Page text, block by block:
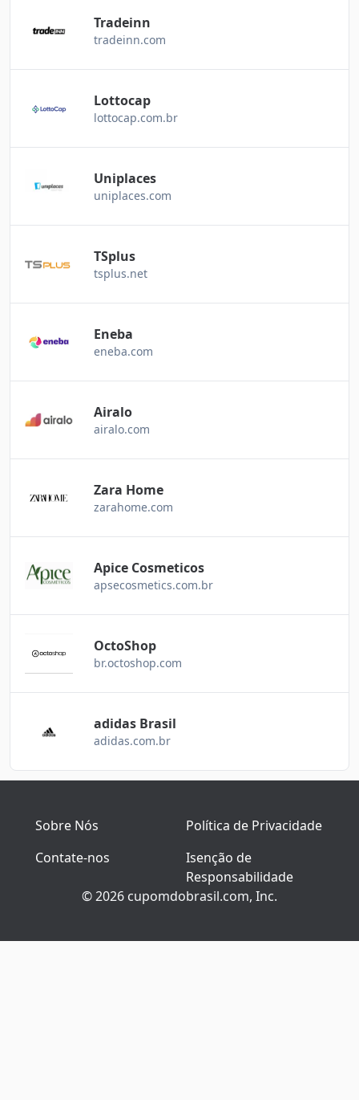
Tradeinn
tradeinn.com
Lottocap
lottocap.com.br
Uniplaces
uniplaces.com
TSplus
tsplus.net
Eneba
eneba.com
Airalo
airalo.com
Zara Home
zarahome.com
Apice Cosmeticos
apsecosmetics.com.br
OctoShop
br.octoshop.com
adidas Brasil
adidas.com.br
Sobre Nós
Política de Privacidade
Contate-nos
Isenção de
Responsabilidade
© 2026 cupomdobrasil.com, Inc.